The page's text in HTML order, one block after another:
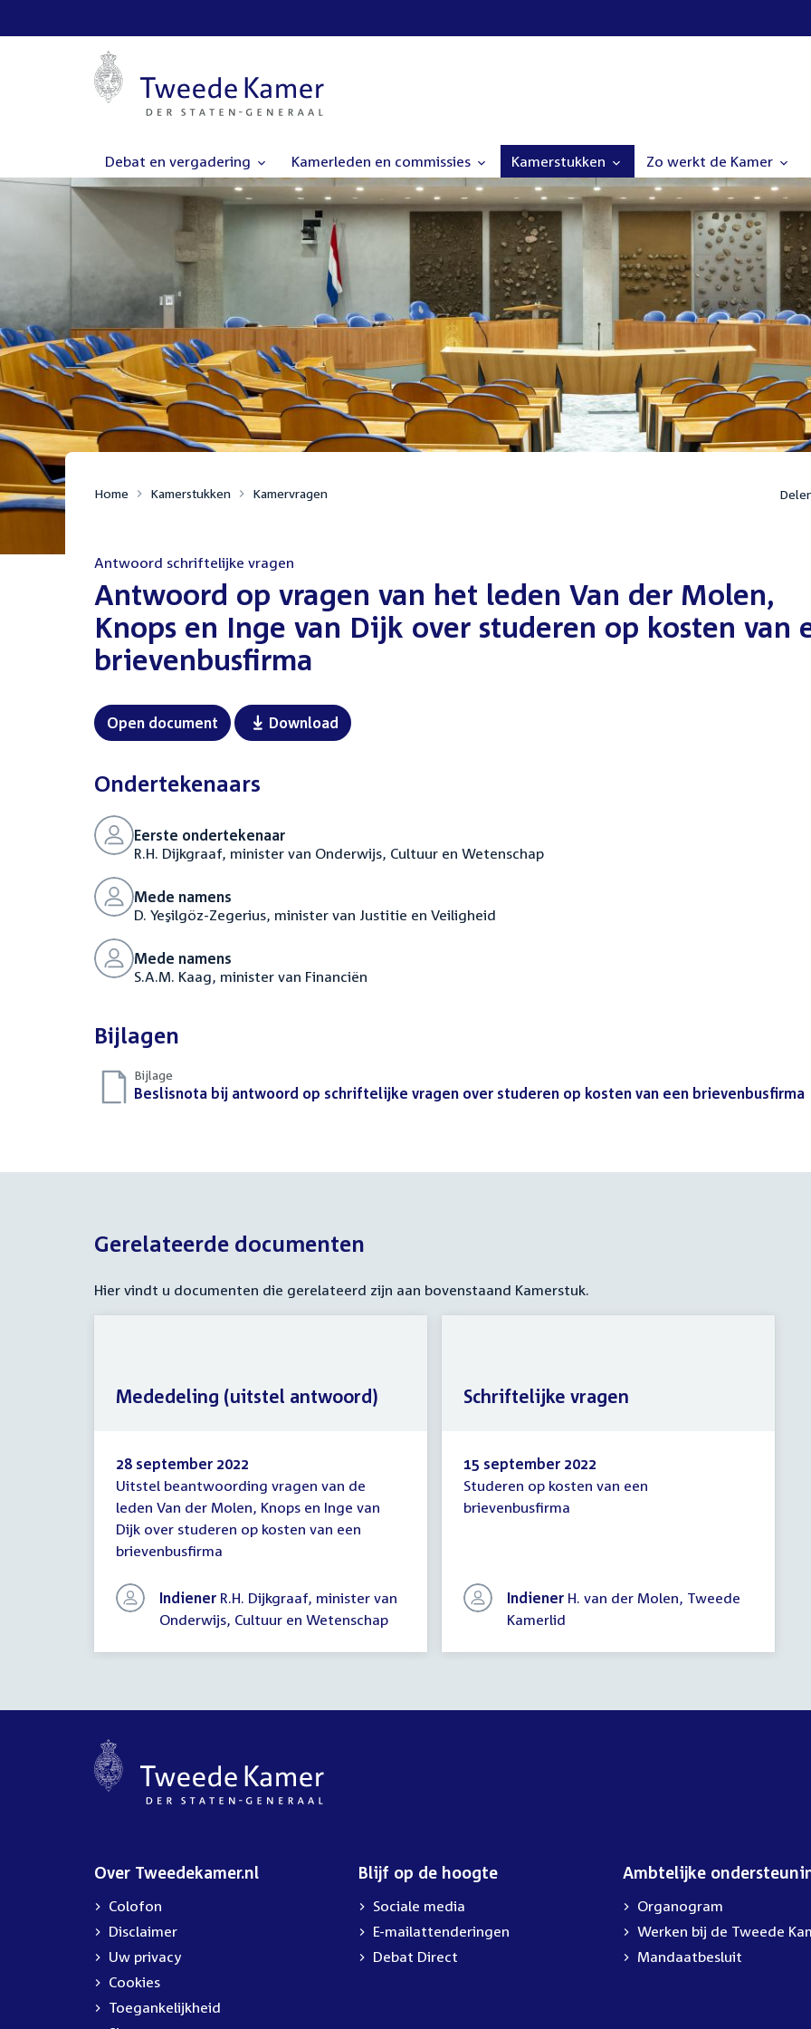
Debat en vergadering Kamerleden en commissies Kamerstukken Zo werkt de Kamer
Home Kamerstukken Kamervragen
Antwoord schriftelijke vragen
Antwoord op vragen van het leden Van der Molen,
Knops en Inge van Dijk over studeren op kosten van
brievenbusfirma
Open document Download
Ondertekenaars
Eerste ondertekenaar
R.H. Dijkgraaf, minister van Onderwijs, Cultuur en Wetenschap
Mede namens
D. Yeşilgöz-Zegerius, minister van Justitie en Veiligheid
Mede namens
S.A.M. Kaag, minister van Financiën
Bijlagen
Bijlage
Download
Beslisnota bij antwoord op schriftelijke vragen over studeren op kosten van een brievenbusfirma
Gerelateerde documenten
Hier vindt u documenten die gerelateerd zijn aan bovenstaand Kamerstuk.
Mededeling
(uitstel
antwoord)
28 september 2022
Uitstel beantwoording vragen van de
leden Van der Molen, Knops en Inge van
Dijk over studeren op kosten van een
brievenbusfirma
Indiener R.H. Dijkgraaf, minister van
Onderwijs, Cultuur en Wetenschap
Mededeling (uitstel antwoord)
Schriftelijke
vragen
15 september 2022
Studeren op kosten van een
brievenbusfirma
Indiener H. van der Molen, Tweede
Kamerlid
Schriftelijke vragen
Over Tweedekamer.nl
Colofon
Disclaimer
Uw privacy
Cookies
Toegankelijkheid
Blijf op de hoogte
Sociale media
E-mailattenderingen
Debat Direct
Ambtelijke
Organogram
External
link:
Werken bij de Tweede
Mandaatbesluit